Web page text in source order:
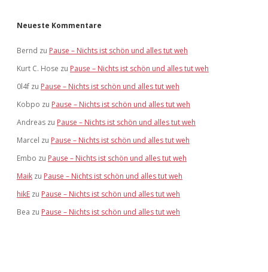
Neueste Kommentare
Bernd zu Pause – Nichts ist schön und alles tut weh
Kurt C. Hose zu Pause – Nichts ist schön und alles tut weh
0l4f zu Pause – Nichts ist schön und alles tut weh
Kobpo zu Pause – Nichts ist schön und alles tut weh
Andreas zu Pause – Nichts ist schön und alles tut weh
Marcel zu Pause – Nichts ist schön und alles tut weh
Embo zu Pause – Nichts ist schön und alles tut weh
Maik zu Pause – Nichts ist schön und alles tut weh
hikE zu Pause – Nichts ist schön und alles tut weh
Bea zu Pause – Nichts ist schön und alles tut weh